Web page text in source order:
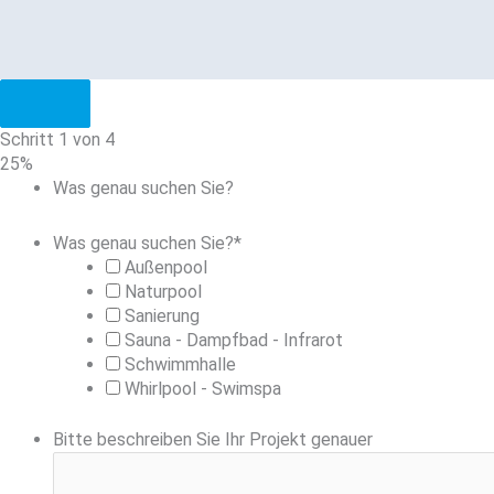
modal
Schritt 1 von 4
25%
Was genau suchen Sie?
Was genau suchen Sie?*
Außenpool
Naturpool
Sanierung
Sauna - Dampfbad - Infrarot
Schwimmhalle
Whirlpool - Swimspa
Bitte beschreiben Sie Ihr Projekt genauer